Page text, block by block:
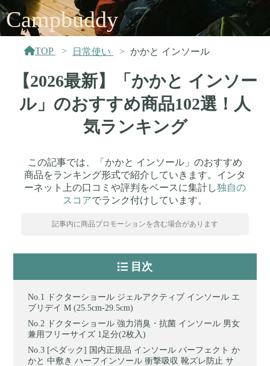
Campbuddy
TOP 日常使い かかと インソール
【2026最新】「かかと インソー
ル」のおすすめ商品102選！人
気ランキング
この記事では、「かかと インソール」のおすすめ
商品をランキング形式で紹介していきます。インタ
ーネット上の口コミや評判をベースに集計し独自の
スコアでランク付けしています。
記事内に商品プロモーションを含む場合があります
目次
ドクターショール ジェルアクティブ インソール エ
ブリデイ M (25.5cm-29.5cm)
ドクターショール 強力消臭・抗菌 インソール 男女
兼用フリーサイズ 1足分(2枚入)
[ペダック] 国内正規品 インソール パーフェクト か
かと 中敷き ハーフインソール 衝撃吸収 靴ズレ防止 サ